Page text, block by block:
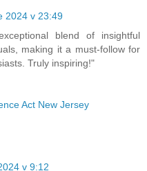
2024 v 23:49
blend of insightful
making it a must-follow for
Truly inspiring!"
Act New Jersey
v 9:12